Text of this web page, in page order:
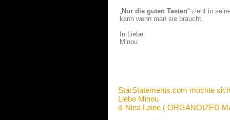
„Nur die guten Tasten“ zieht in
kann wenn man sie braucht.
In Liebe.
Minou
StarStatements.com möchte
Liebe Minou
& Nina Laine ( ORGANOIZED